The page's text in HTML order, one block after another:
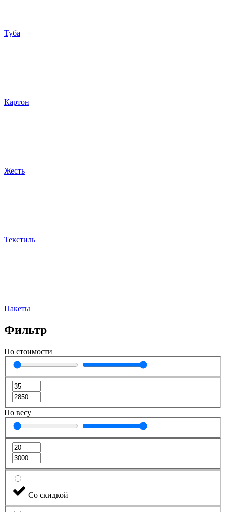
Туба
Картон
Жесть
Текстиль
Пакеты
Фильтр
По стоимости
По весу
Со скидкой